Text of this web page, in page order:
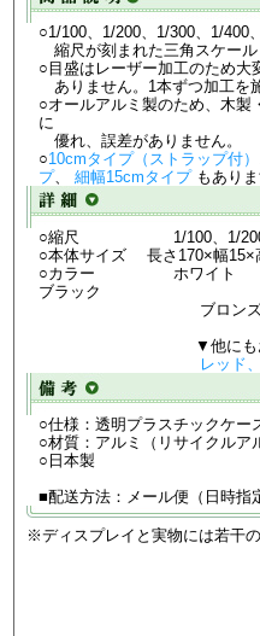
○1/100、1/200、1/300、1/400
縮尺が刻まれた三角スケール
○目盛はレーザー加工のため大
ありません。1本ずつ加工を
○オールアルミ製のため、木製
に
優れ、誤差がありません。
○10cmタイプ（ストラップ付）
プ、細幅15cmタイプもありま
○縮尺 1/100、1/200、1/
○本体サイズ 長さ170×幅15×
○カラー ホワイト
ブラック
ブロンズ シ
▼他にもお色ご
レッド
○仕様：透明プラスチックケー
○材質：アルミ（リサイクルア
○日本製
■配送方法：メール便（日時指
※ディスプレイと実物には若干